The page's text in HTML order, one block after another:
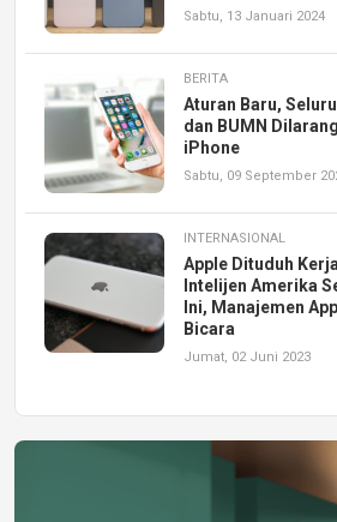
Sabtu, 13 Januari 2024
BERITA
Aturan Baru,
dan BUMN
iPhone
Sabtu, 09 September
INTERNASIONAL
Apple Dituduh
Intelijen Amerika
Ini, Manajemen
Bicara
Jumat, 02 Juni 2023